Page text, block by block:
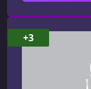
каждом
концепции на
+3